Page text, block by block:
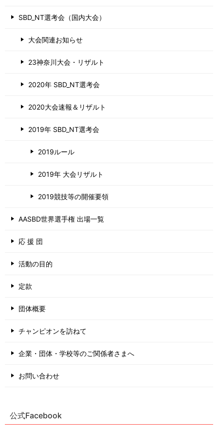
SBD_NT選考会（国内大会）
大会関連お知らせ
23神奈川大会・リザルト
2020年 SBD_NT選考会
2020大会速報＆リザルト
2019年 SBD_NT選考会
2019ルール
2019年 大会リザルト
2019競技等の開催要領
AASBD世界選手権 出場一覧
応 援 団
活動の目的
定款
団体概要
チャンピオンを訪ねて
企業・団体・学校等のご関係者さまへ
お問い合わせ
公式Facebook